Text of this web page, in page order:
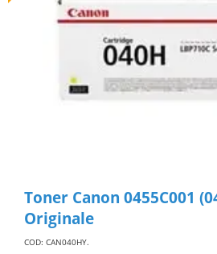
Toner Canon 0455C001
Originale
COD: CAN040HY.